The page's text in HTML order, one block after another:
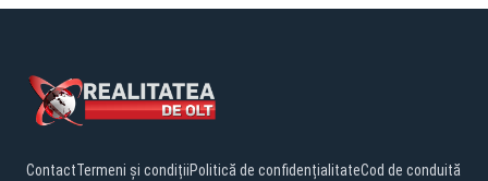
ContactTermeni și condițiiPolitică de confidențialitateCod de conduită